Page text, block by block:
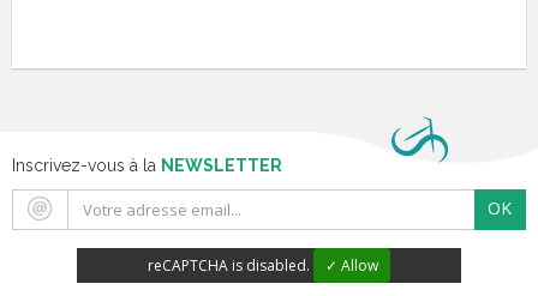
Inscrivez-vous à la NEWSLETTER
OK
reCAPTCHA is disabled.
✓ Allow